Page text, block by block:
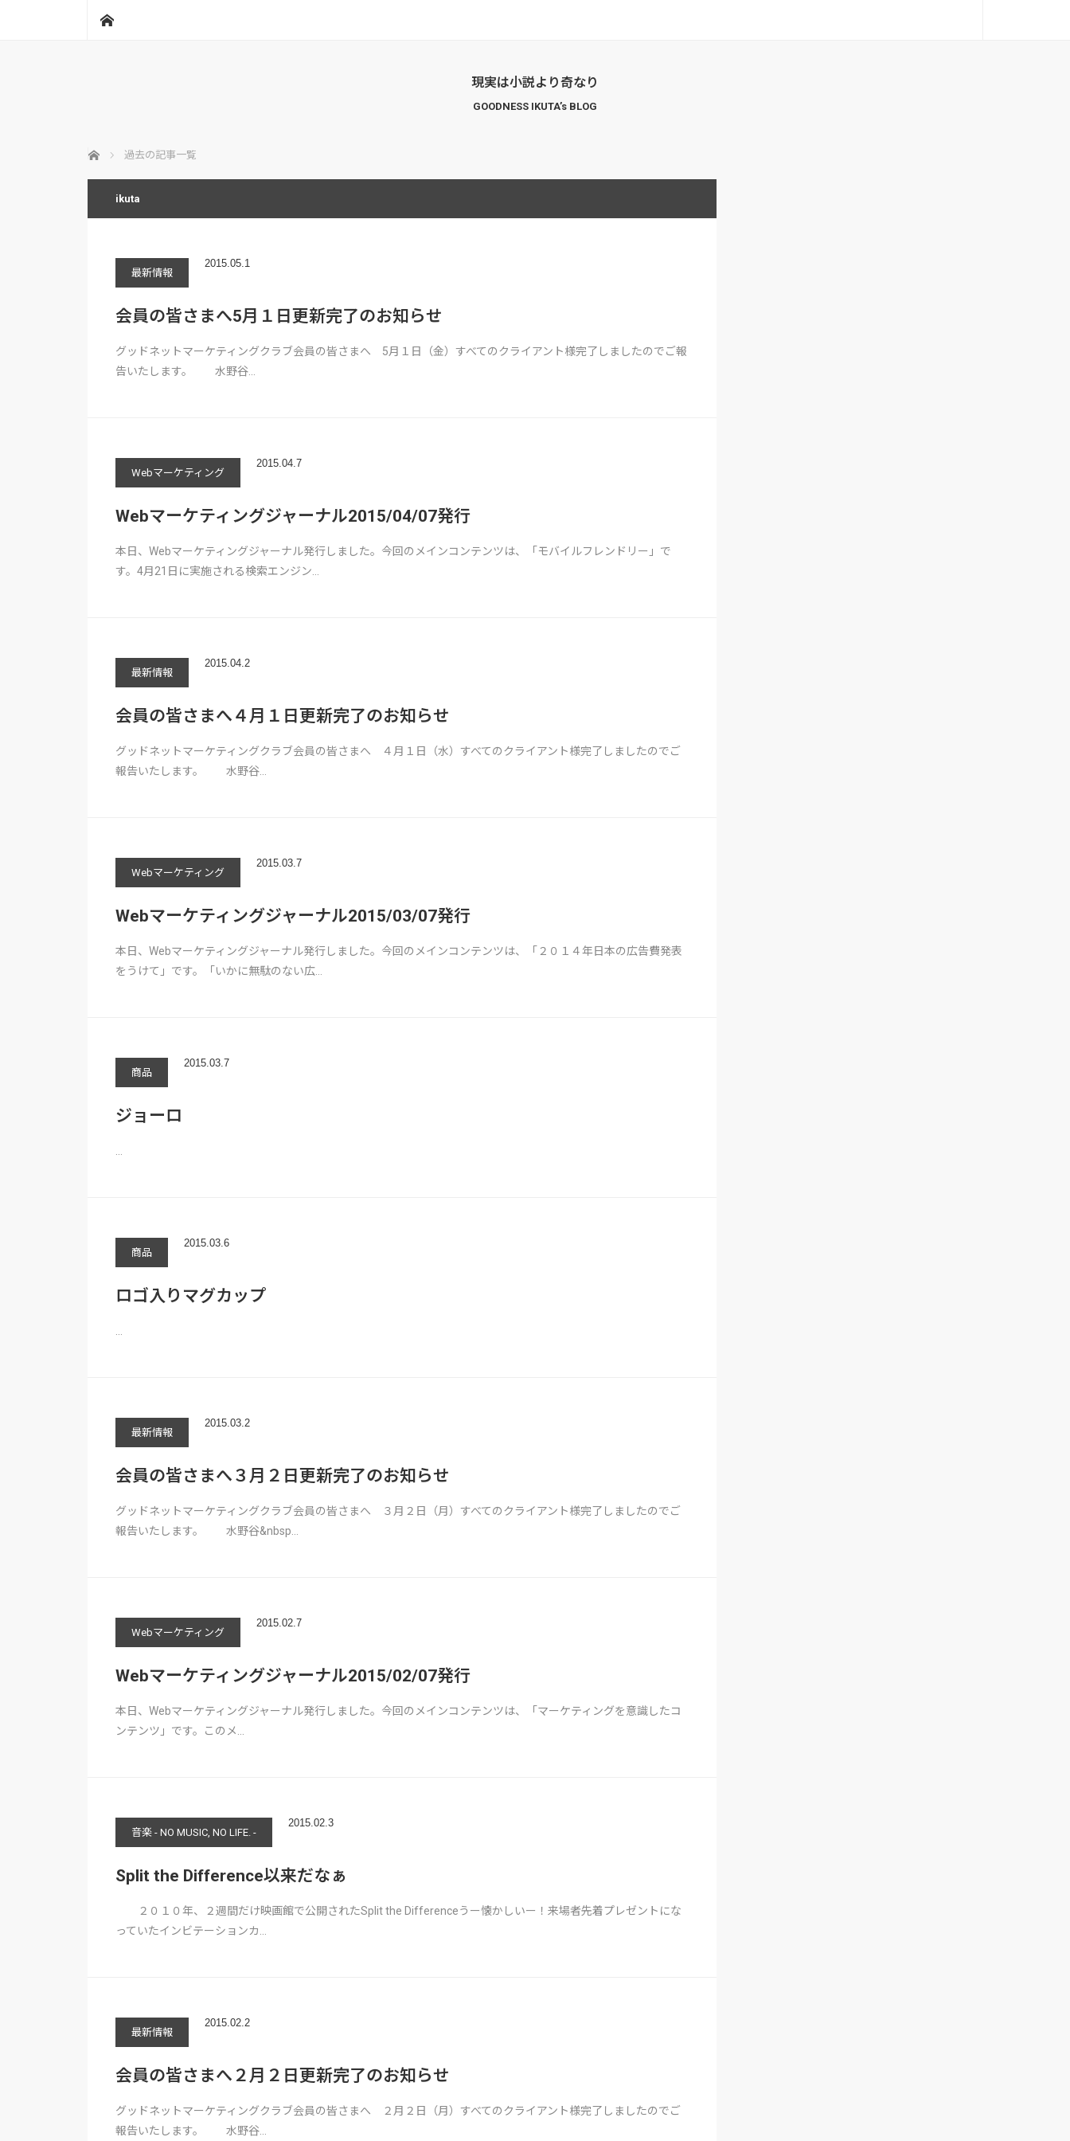
現実は小説より奇なり
GOODNESS IKUTA’s BLOG
ホーム 過去の記事一覧
ikuta
最新情報
2015.05.1
会員の皆さまへ5月１日更新完了のお知らせ
グッドネットマーケティングクラブ会員の皆さまへ 5月１日（金）すべてのクライアント様完了しましたのでご報
告いたします。 水野谷…
Webマーケティング
2015.04.7
Webマーケティングジャーナル2015/04/07発行
本日、Webマーケティングジャーナル発行しました。今回のメインコンテンツは、「モバイルフレンドリー」で
す。4月21日に実施される検索エンジン…
最新情報
2015.04.2
会員の皆さまへ４月１日更新完了のお知らせ
グッドネットマーケティングクラブ会員の皆さまへ ４月１日（水）すべてのクライアント様完了しましたのでご
報告いたします。 水野谷…
Webマーケティング
2015.03.7
Webマーケティングジャーナル2015/03/07発行
本日、Webマーケティングジャーナル発行しました。今回のメインコンテンツは、「２０１４年日本の広告費発表
をうけて」です。「いかに無駄のない広…
商品
2015.03.7
ジョーロ
商品
2015.03.6
ロゴ入りマグカップ
最新情報
2015.03.2
会員の皆さまへ３月２日更新完了のお知らせ
グッドネットマーケティングクラブ会員の皆さまへ ３月２日（月）すべてのクライアント様完了しましたのでご
報告いたします。 水野谷&nbsp…
Webマーケティング
2015.02.7
Webマーケティングジャーナル2015/02/07発行
本日、Webマーケティングジャーナル発行しました。今回のメインコンテンツは、「マーケティングを意識したコ
ンテンツ」です。このメ…
音楽 - NO MUSIC, NO LIFE. -
2015.02.3
Split the Difference以来だなぁ
２０１０年、２週間だけ映画館で公開されたSplit the Differenceうー懐かしいー！来場者先着プレゼントにな
っていたインビテーションカ…
最新情報
2015.02.2
会員の皆さまへ２月２日更新完了のお知らせ
グッドネットマーケティングクラブ会員の皆さまへ ２月２日（月）すべてのクライアント様完了しましたのでご
報告いたします。 水野谷…